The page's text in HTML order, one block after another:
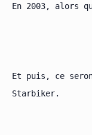
En 2003, alors
Et puis, ce
Starbiker.